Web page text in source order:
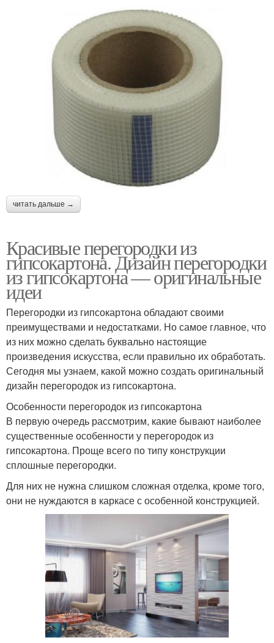
читать дальше →
Красивые перегородки из
гипсокартона. Дизайн перегородки
из гипсокартона — оригинальные
идеи
Перегородки из гипсокартона обладают своими
преимуществами и недостатками. Но самое главное, что
из них можно сделать буквально настоящие
произведения искусства, если правильно их обработать.
Сегодня мы узнаем, какой можно создать оригинальный
дизайн перегородок из гипсокартона.
Особенности перегородок из гипсокартона
В первую очередь рассмотрим, какие бывают наиболее
существенные особенности у перегородок из
гипсокартона. Проще всего по типу конструкции
сплошные перегородки.
Для них не нужна слишком сложная отделка, кроме того,
они не нуждаются в каркасе с особенной конструкцией.